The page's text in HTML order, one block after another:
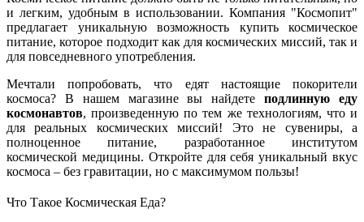
и легким, удобным в использовании. Компания "Космопит"
предлагает уникальную возможность купить космическое
питание, которое подходит как для космических миссий, так и
для повседневного употребления.
Мечтали попробовать, что едят настоящие покорители
космоса? В нашем магазине вы найдетеподлинную еду
космонавтов, произведенную по тем же технологиям, что и
для реальных космических миссий! Это не сувениры, а
полноценное питание, разработанное институтом
космической медицины. Откройте для себя уникальный вкус
космоса – без гравитации, но с максимумом пользы!
Что Такое Космическая Еда?